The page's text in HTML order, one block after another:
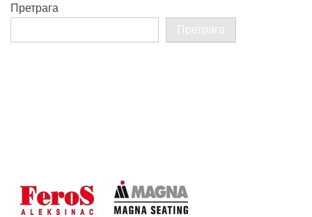
Претрага
Претрага